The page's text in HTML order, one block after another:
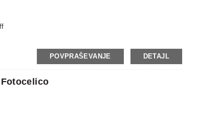
POVPRAŠEVANJE DETAJL